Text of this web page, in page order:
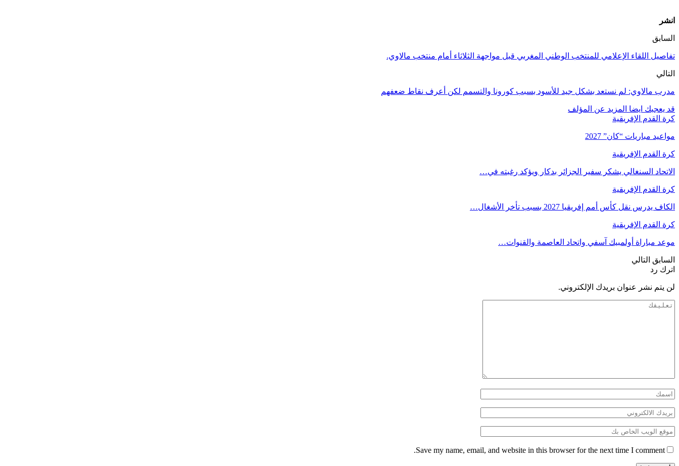
انشر
السابق
تفاصيل اللقاء الإعلامي للمنتخب الوطني المغربي قبل مواجهة الثلاثاء أمام منتخب مالاوي.
التالي
مدرب مالاوي: لم نستعد بشكل جيد للأسود بسبب كورونا والتسمم لكن أعرف نقاط ضعفهم
قد يعجبك ايضا المزيد عن المؤلف
كرة القدم الإفريقية
مواعيد مباريات “كان” 2027
كرة القدم الإفريقية
الاتحاد السنغالي يشكر سفير الجزائر بدكار ويؤكد رغبته في…
كرة القدم الإفريقية
الكاف يدرس نقل كأس أمم إفريقيا 2027 بسبب تأخر الأشغال…
كرة القدم الإفريقية
موعد مباراة أولمبيك آسفي واتحاد العاصمة والقنوات…
السابق التالي
اترك رد
لن يتم نشر عنوان بريدك الإلكتروني.
Save my name, email, and website in this browser for the next time I comment.